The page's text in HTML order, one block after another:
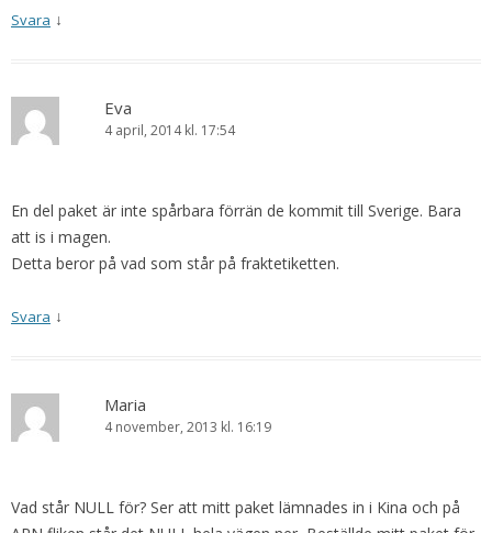
Svara ↓
Eva
4 april, 2014 kl. 17:54
En del paket är inte spårbara förrän de kommit till Sverige. Bara
att is i magen.
Detta beror på vad som står på fraktetiketten.
Svara ↓
Maria
4 november, 2013 kl. 16:19
Vad står NULL för? Ser att mitt paket lämnades in i Kina och på